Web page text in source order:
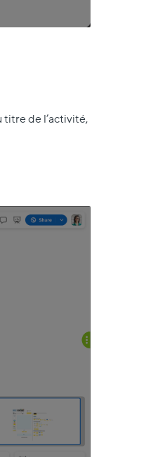
titre de l’activité,